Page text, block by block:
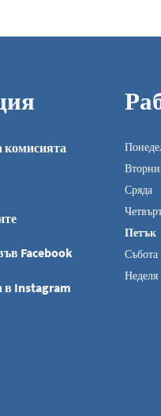
комисията
Facebook
в Instagram
Сряда
Петък
Събота
Неделя